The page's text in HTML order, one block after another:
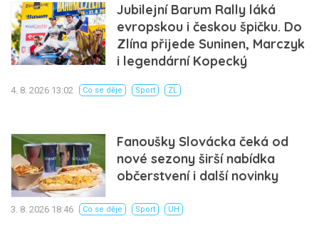
Jubilejní Barum Rally láká
evropskou i českou špičku. Do
Zlína přijede Suninen, Marczyk
i legendární Kopecký
4. 8. 2026 13:02 Co se děje Sport ZL
Fanoušky Slovácka čeká od
nové sezony širší nabídka
občerstvení i další novinky
3. 8. 2026 18:46 Co se děje Sport UH